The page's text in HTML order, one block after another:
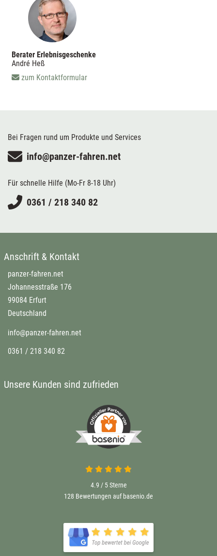
Berater Erlebnisgeschenke
André Heß
zum Kontaktformular
Bei Fragen rund um Produkte und Services
info@panzer-fahren.net
Für schnelle Hilfe (Mo-Fr 8-18 Uhr)
0361 / 218 340 82
Anschrift & Kontakt
panzer-fahren.net
Johannesstraße 176
99084 Erfurt
Deutschland
info@panzer-fahren.net
0361 / 218 340 82
Unsere Kunden sind zufrieden
4.9 / 5Sterne
128 Bewertungen auf basenio.de